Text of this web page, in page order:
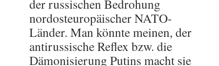
der russischen Bedrohung
nordosteuropäischer NATO-
Länder. Man könnte meinen, der
antirussische Reflex bzw. die
Dämonisierung Putins macht sie